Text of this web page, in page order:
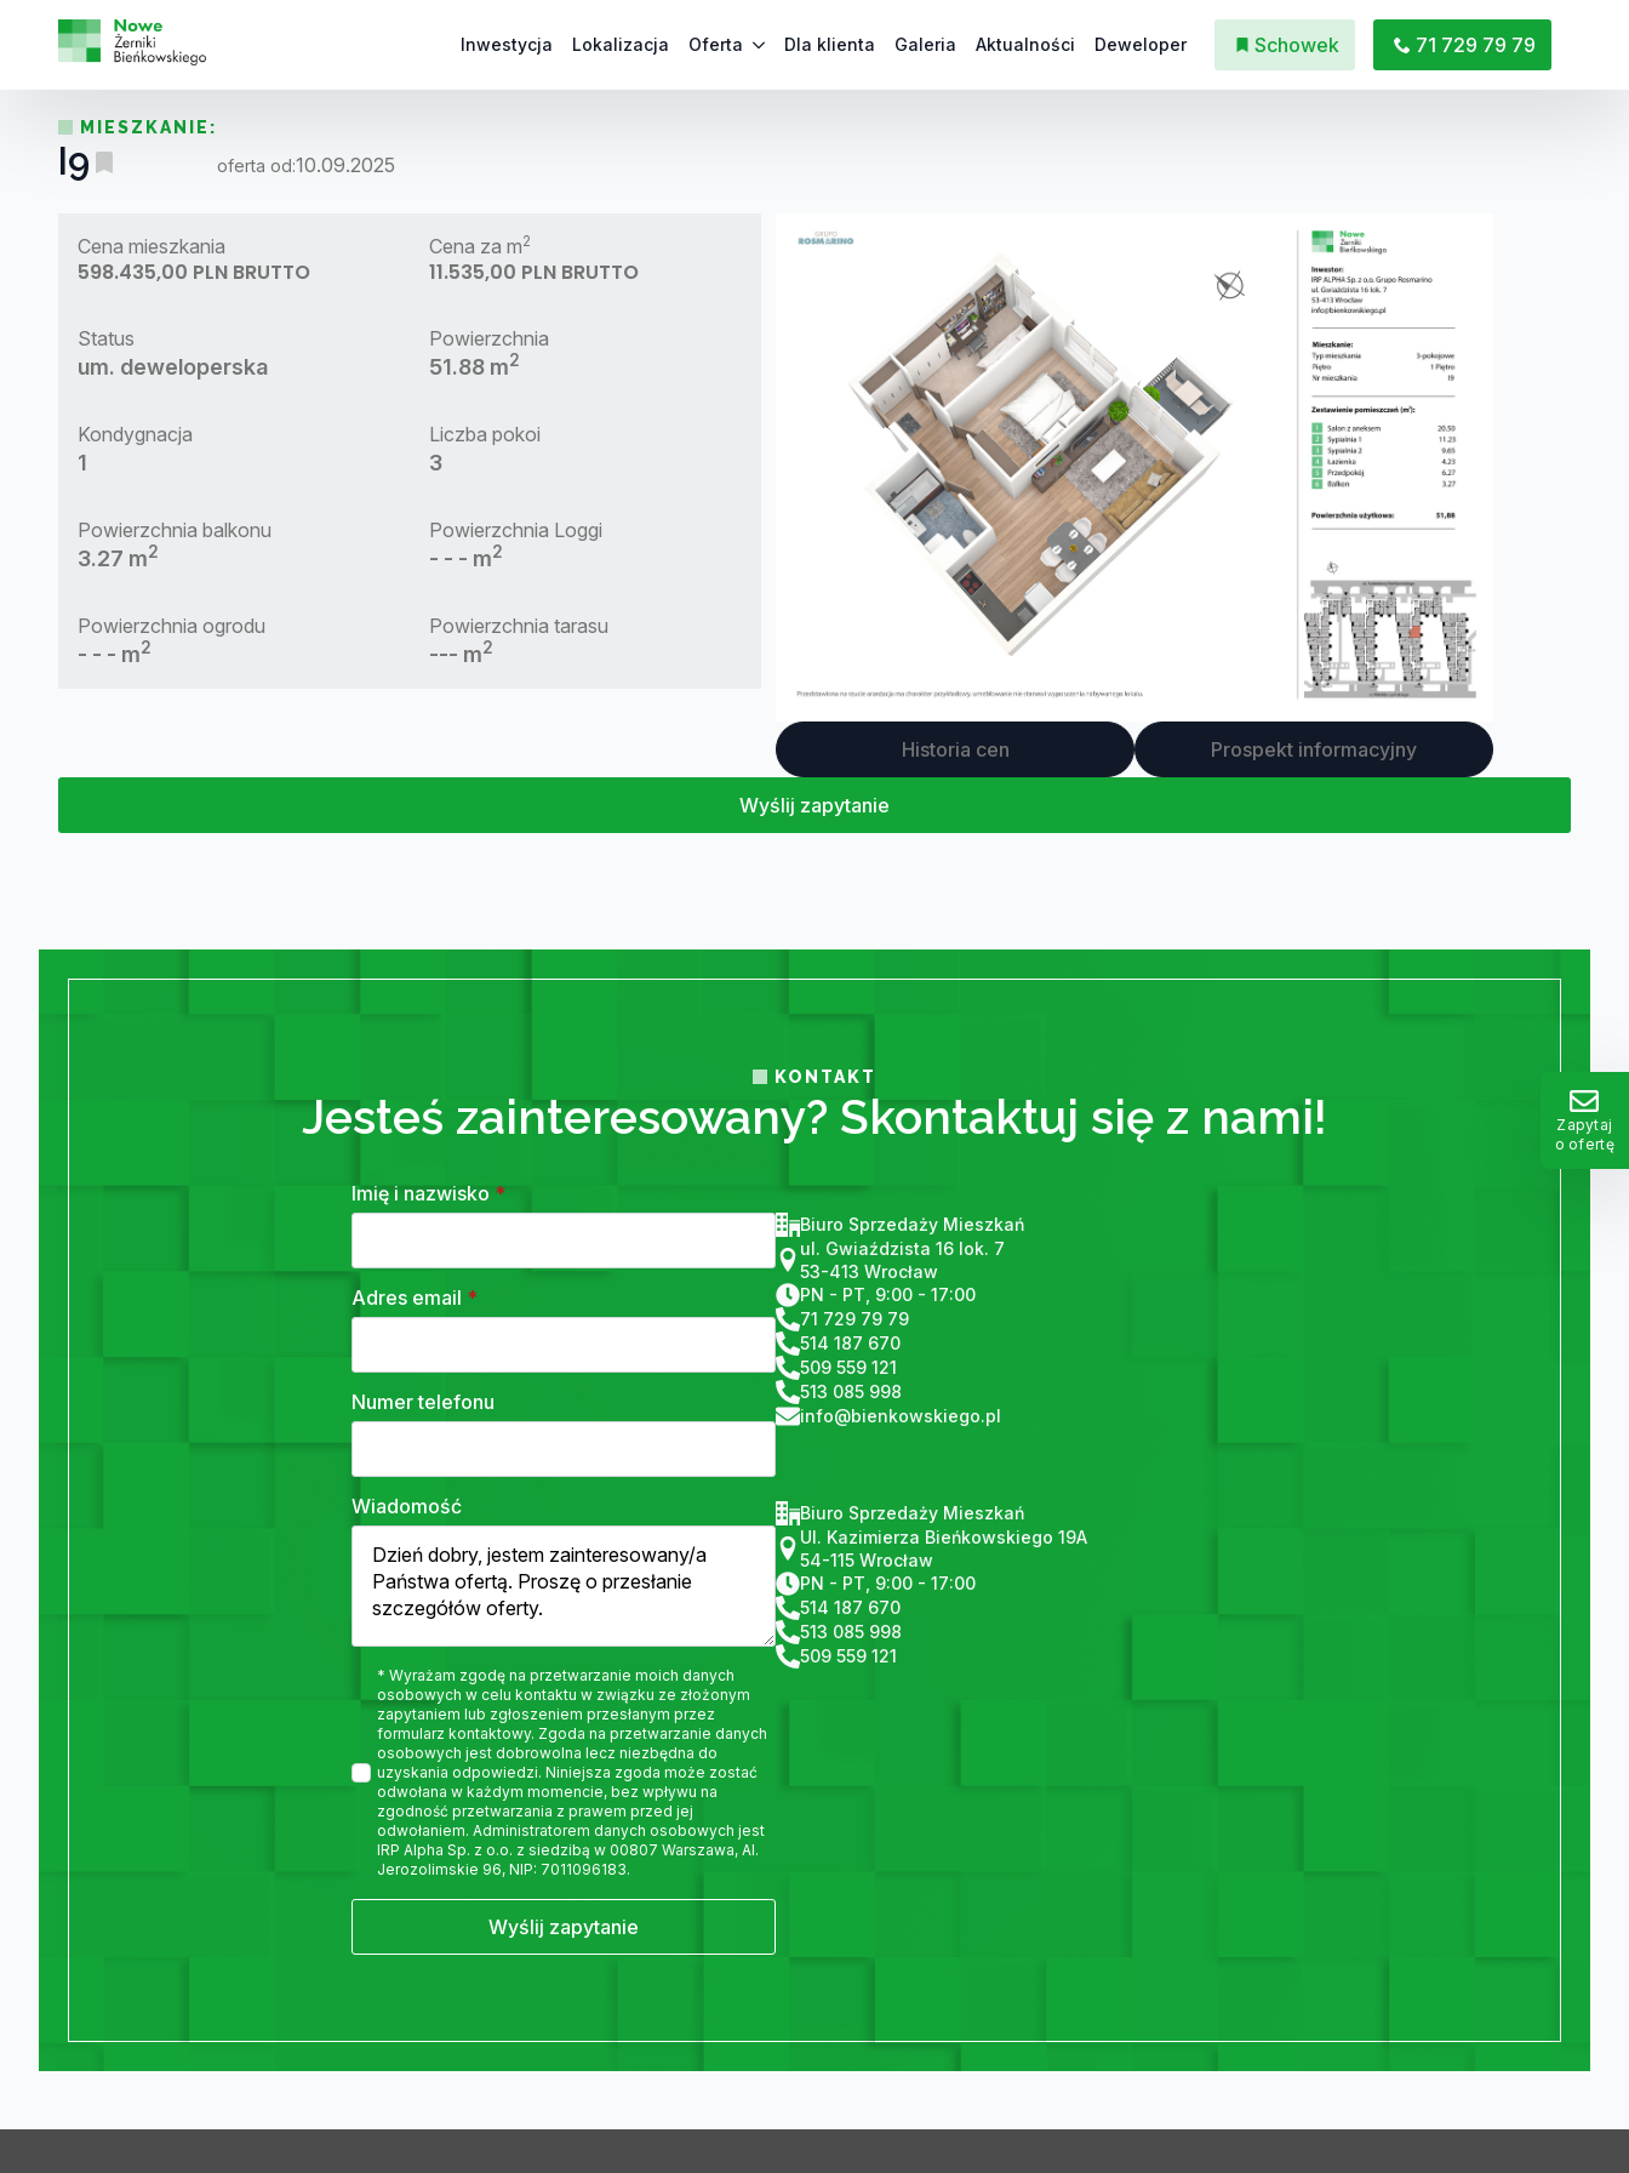
Inwestycja Lokalizacja Oferta Dla klienta Galeria Aktualności Deweloper Schowek 71 729 79 79
Zapytaj
o ofertę
MIESZKANIE:
I9 oferta od:10.09.2025
Cena mieszkania
598.435,00 PLN BRUTTO
Cena za m2
11.535,00 PLN BRUTTO
Status
um. deweloperska
Powierzchnia
51.88 m2
Kondygnacja
1
Liczba pokoi
3
Powierzchnia balkonu
3.27 m2
Powierzchnia Loggi
- - - m2
Powierzchnia ogrodu
- - - m2
Powierzchnia tarasu
--- m2
Historia cen Prospekt informacyjny
Wyślij zapytanie
KONTAKT
Jesteś zainteresowany? Skontaktuj się z nami!
Imię i nazwisko *
Adres email *
Numer telefonu
Wiadomość
* Wyrażam zgodę na przetwarzanie moich danych
osobowych w celu kontaktu w związku ze złożonym
zapytaniem lub zgłoszeniem przesłanym przez
formularz kontaktowy. Zgoda na przetwarzanie danych
osobowych jest dobrowolna lecz niezbędna do
uzyskania odpowiedzi. Niniejsza zgoda może zostać
odwołana w każdym momencie, bez wpływu na
zgodność przetwarzania z prawem przed jej
odwołaniem. Administratorem danych osobowych jest
IRP Alpha Sp. z o.o. z siedzibą w 00807 Warszawa, Al.
Jerozolimskie 96, NIP: 7011096183.
Wyślij zapytanie
Biuro Sprzedaży Mieszkań
ul. Gwiaździsta 16 lok. 7
53-413 Wrocław
PN - PT, 9:00 - 17:00
71 729 79 79
514 187 670
509 559 121
513 085 998
info@bienkowskiego.pl
Biuro Sprzedaży Mieszkań
Ul. Kazimierza Bieńkowskiego 19A
54-115 Wrocław
PN - PT, 9:00 - 17:00
514 187 670
513 085 998
509 559 121